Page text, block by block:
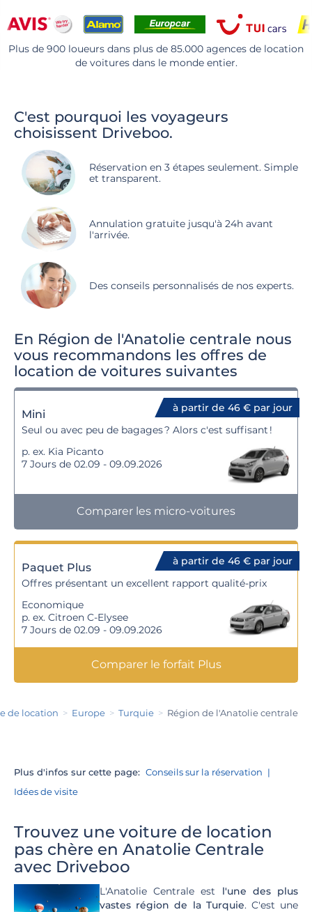
Plus de 900 loueurs dans plus de 85.000 agences de location
de voitures dans le monde entier.
C'est pourquoi les voyageurs
choisissent Driveboo.
Réservation en 3 étapes seulement. Simple
et transparent.
Annulation gratuite jusqu'à 24h avant
l'arrivée.
Des conseils personnalisés de nos experts.
En Région de l'Anatolie centrale nous
vous recommandons les offres de
location de voitures suivantes
à partir de 46 € par jour
Mini
Seul ou avec peu de bagages ? Alors c'est suffisant !
p. ex. Kia Picanto
7 Jours de 02.09 - 09.09.2026
Comparer les micro-voitures
à partir de 46 € par jour
Paquet Plus
Offres présentant un excellent rapport qualité-prix
Economique
p. ex. Citroen C-Elysee
7 Jours de 02.09 - 09.09.2026
Comparer le forfait Plus
de location Europe Turquie Région de l'Anatolie centrale
Plus d'infos sur cette page: Conseils sur la réservation
Idées de visite
Trouvez une voiture de location
pas chère en Anatolie Centrale
avec Driveboo
L'Anatolie Centrale est l'une des plus
vastes région de la Turquie. C'est une